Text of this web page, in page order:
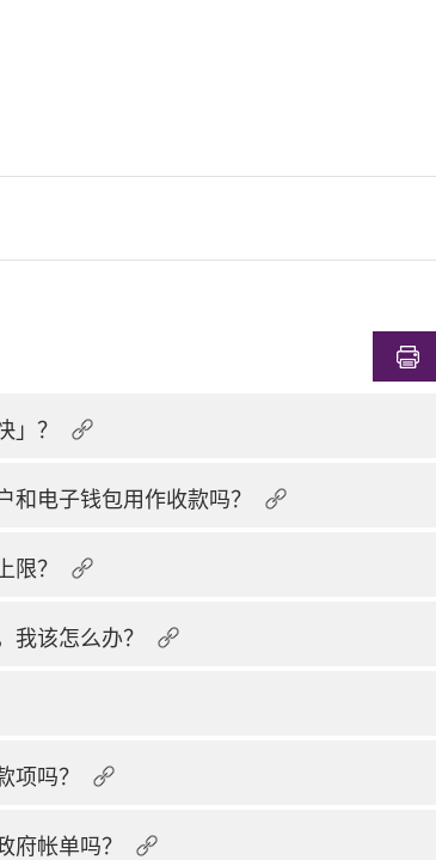
」？
电子钱包用作收款吗？
限？
我该怎么办？
项吗？
府帐单吗？